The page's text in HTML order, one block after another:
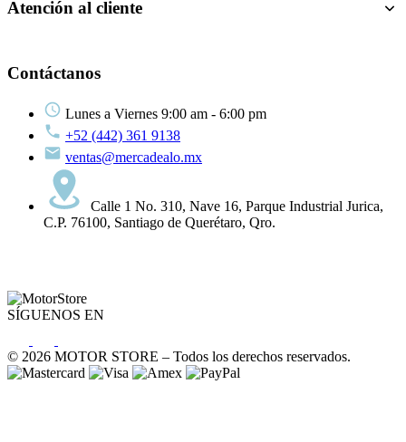
Suspensión y Dirección
Atención al cliente
Contáctanos
Contáctanos
Lunes a Viernes 9:00 am - 6:00 pm
+52 (442) 361 9138
ventas@mercadealo.mx
C.P. 76100, Santiago de Querétaro, Qro.
SÍGUENOS EN
© 2026 MOTOR STORE – Todos los derechos reservados.